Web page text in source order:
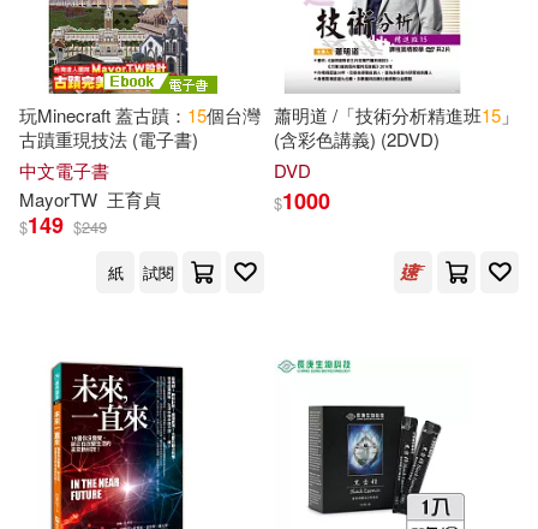
Owain Mckimm(26)
Simon(26) Truly(26)
中國標準出版社(26)
林靜(26)
財政部會計資格評價中心(26)
中華書局(147) 瑞昇(147)
福建科學技術出版社(147)
四川大學出版社(146)
中國海洋大學出版社(145)
廣東科技出版社(145)
石油大學出版社(143)
玩Minecraft 蓋古蹟： 15個台灣
古蹟重現技法 (電子書)
中文電子書
MayorTW 王育貞
$149 $249
紙
試閱
蕭明道 /「技術分析精進班15 」
(含彩色講義) (2DVD)
DVD
$1000